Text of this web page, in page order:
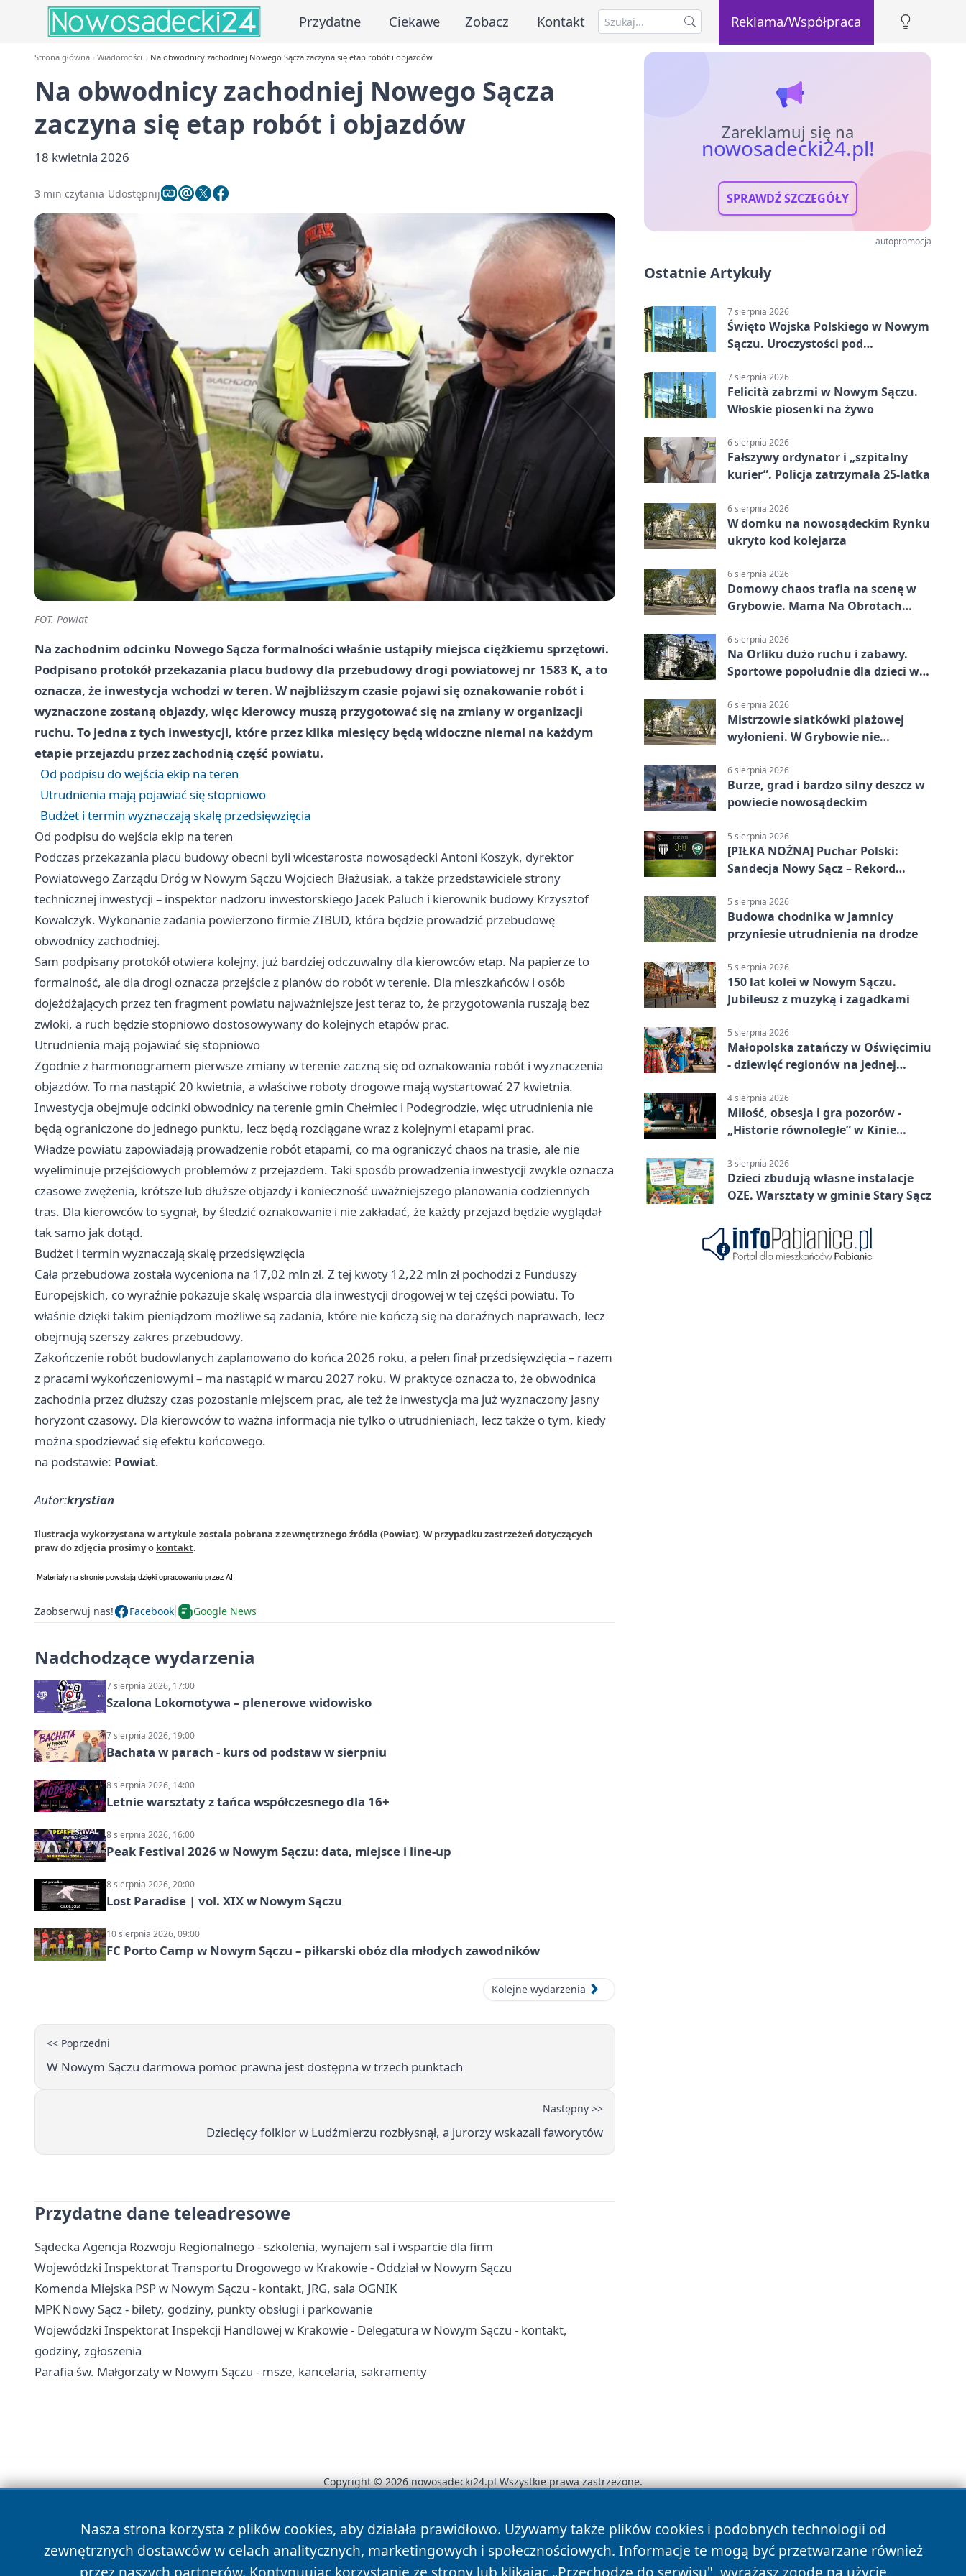
Przydatne Ciekawe Zobacz Kontakt Reklama/Współpraca
Strona główna Wiadomości Na obwodnicy zachodniej Nowego Sącza zaczyna się etap robót i objazdów
Na obwodnicy zachodniej Nowego Sącza
zaczyna się etap robót i objazdów
18 kwietnia 2026
3 min czytania Udostępnij
FOT. Powiat
Na zachodnim odcinku Nowego Sącza formalności właśnie ustąpiły miejsca ciężkiemu sprzętowi.
Podpisano protokół przekazania placu budowy dla przebudowy drogi powiatowej nr 1583 K, a to
oznacza, że inwestycja wchodzi w teren. W najbliższym czasie pojawi się oznakowanie robót i
wyznaczone zostaną objazdy, więc kierowcy muszą przygotować się na zmiany w organizacji
ruchu. To jedna z tych inwestycji, które przez kilka miesięcy będą widoczne niemal na każdym
etapie przejazdu przez zachodnią część powiatu.
Od podpisu do wejścia ekip na teren
Utrudnienia mają pojawiać się stopniowo
Budżet i termin wyznaczają skalę przedsięwzięcia
Od podpisu do wejścia ekip na teren
Podczas przekazania placu budowy obecni byli wicestarosta nowosądecki Antoni Koszyk, dyrektor
Powiatowego Zarządu Dróg w Nowym Sączu Wojciech Błażusiak, a także przedstawiciele strony
technicznej inwestycji – inspektor nadzoru inwestorskiego Jacek Paluch i kierownik budowy Krzysztof
Kowalczyk. Wykonanie zadania powierzono firmie ZIBUD, która będzie prowadzić przebudowę
obwodnicy zachodniej.
Sam podpisany protokół otwiera kolejny, już bardziej odczuwalny dla kierowców etap. Na papierze to
formalność, ale dla drogi oznacza przejście z planów do robót w terenie. Dla mieszkańców i osób
dojeżdżających przez ten fragment powiatu najważniejsze jest teraz to, że przygotowania ruszają bez
zwłoki, a ruch będzie stopniowo dostosowywany do kolejnych etapów prac.
Utrudnienia mają pojawiać się stopniowo
Zgodnie z harmonogramem pierwsze zmiany w terenie zaczną się od oznakowania robót i wyznaczenia
objazdów. To ma nastąpić 20 kwietnia, a właściwe roboty drogowe mają wystartować 27 kwietnia.
Inwestycja obejmuje odcinki obwodnicy na terenie gmin Chełmiec i Podegrodzie, więc utrudnienia nie
będą ograniczone do jednego punktu, lecz będą rozciągane wraz z kolejnymi etapami prac.
Władze powiatu zapowiadają prowadzenie robót etapami, co ma ograniczyć chaos na trasie, ale nie
wyeliminuje przejściowych problemów z przejazdem. Taki sposób prowadzenia inwestycji zwykle oznacza
czasowe zwężenia, krótsze lub dłuższe objazdy i konieczność uważniejszego planowania codziennych
tras. Dla kierowców to sygnał, by śledzić oznakowanie i nie zakładać, że każdy przejazd będzie wyglądał
tak samo jak dotąd.
Budżet i termin wyznaczają skalę przedsięwzięcia
Cała przebudowa została wyceniona na 17,02 mln zł. Z tej kwoty 12,22 mln zł pochodzi z Funduszy
Europejskich, co wyraźnie pokazuje skalę wsparcia dla inwestycji drogowej w tej części powiatu. To
właśnie dzięki takim pieniądzom możliwe są zadania, które nie kończą się na doraźnych naprawach, lecz
obejmują szerszy zakres przebudowy.
Zakończenie robót budowlanych zaplanowano do końca 2026 roku, a pełen finał przedsięwzięcia – razem
z pracami wykończeniowymi – ma nastąpić w marcu 2027 roku. W praktyce oznacza to, że obwodnica
zachodnia przez dłuższy czas pozostanie miejscem prac, ale też że inwestycja ma już wyznaczony jasny
horyzont czasowy. Dla kierowców to ważna informacja nie tylko o utrudnieniach, lecz także o tym, kiedy
można spodziewać się efektu końcowego.
na podstawie: Powiat.
Autor:krystian
Ilustracja wykorzystana w artykule została pobrana z zewnętrznego źródła (Powiat). W przypadku zastrzeżeń dotyczących
praw do zdjęcia prosimy o kontakt.
Zaobserwuj nas! Facebook Google News
Nadchodzące wydarzenia
7 sierpnia 2026, 17:00
Szalona Lokomotywa – plenerowe widowisko
7 sierpnia 2026, 19:00
Bachata w parach - kurs od podstaw w sierpniu
8 sierpnia 2026, 14:00
Letnie warsztaty z tańca współczesnego dla 16+
8 sierpnia 2026, 16:00
Peak Festival 2026 w Nowym Sączu: data, miejsce i line-up
8 sierpnia 2026, 20:00
Lost Paradise | vol. XIX w Nowym Sączu
10 sierpnia 2026, 09:00
FC Porto Camp w Nowym Sączu – piłkarski obóz dla młodych zawodników
Kolejne wydarzenia
<< Poprzedni
W Nowym Sączu darmowa pomoc prawna jest dostępna w trzech punktach
Następny >>
Dziecięcy folklor w Ludźmierzu rozbłysnął, a jurorzy wskazali faworytów
Przydatne dane teleadresowe
Sądecka Agencja Rozwoju Regionalnego - szkolenia, wynajem sal i wsparcie dla firm
Wojewódzki Inspektorat Transportu Drogowego w Krakowie - Oddział w Nowym Sączu
Komenda Miejska PSP w Nowym Sączu - kontakt, JRG, sala OGNIK
MPK Nowy Sącz - bilety, godziny, punkty obsługi i parkowanie
Wojewódzki Inspektorat Inspekcji Handlowej w Krakowie - Delegatura w Nowym Sączu - kontakt,
godziny, zgłoszenia
Parafia św. Małgorzaty w Nowym Sączu - msze, kancelaria, sakramenty
Zareklamuj się na
nowosadecki24.pl!
SPRAWDŹ SZCZEGÓŁY
autopromocja
Ostatnie Artykuły
7 sierpnia 2026
Święto Wojska Polskiego w Nowym
Sączu. Uroczystości pod
7 sierpnia 2026
Felicità zabrzmi w Nowym Sączu.
Włoskie piosenki na żywo
6 sierpnia 2026
Fałszywy ordynator i „szpitalny
kurier”. Policja zatrzymała 25-latka
6 sierpnia 2026
W domku na nowosądeckim Rynku
ukryto kod kolejarza
6 sierpnia 2026
Domowy chaos trafia na scenę w
Grybowie. Mama Na Obrotach
6 sierpnia 2026
Na Orliku dużo ruchu i zabawy.
Sportowe popołudnie dla dzieci w
6 sierpnia 2026
Mistrzowie siatkówki plażowej
wyłonieni. W Grybowie nie
6 sierpnia 2026
Burze, grad i bardzo silny deszcz w
powiecie nowosądeckim
5 sierpnia 2026
[PIŁKA NOŻNA] Puchar Polski:
Sandecja Nowy Sącz – Rekord
5 sierpnia 2026
Budowa chodnika w Jamnicy
przyniesie utrudnienia na drodze
5 sierpnia 2026
150 lat kolei w Nowym Sączu.
Jubileusz z muzyką i zagadkami
5 sierpnia 2026
Małopolska zatańczy w Oświęcimiu
- dziewięć regionów na jednej
4 sierpnia 2026
Miłość, obsesja i gra pozorów -
„Historie równoległe” w Kinie
3 sierpnia 2026
Dzieci zbudują własne instalacje
OZE. Warsztaty w gminie Stary Sącz
Nasza strona korzysta z plików cookies, aby działała prawidłowo. Używamy także plików cookies i podobnych technologii od
zewnętrznych dostawców w celach analitycznych, marketingowych i społecznościowych. Informacje te mogą być przetwarzane również
przez naszych partnerów. Kontynuując korzystanie ze strony lub klikając „Przechodzę do serwisu", wyrażasz zgodę na użycie
Copyright © 2026 nowosadecki24.pl Wszystkie prawa zastrzeżone.
News Autorzy Polityka Prywatności Polityka Cookies